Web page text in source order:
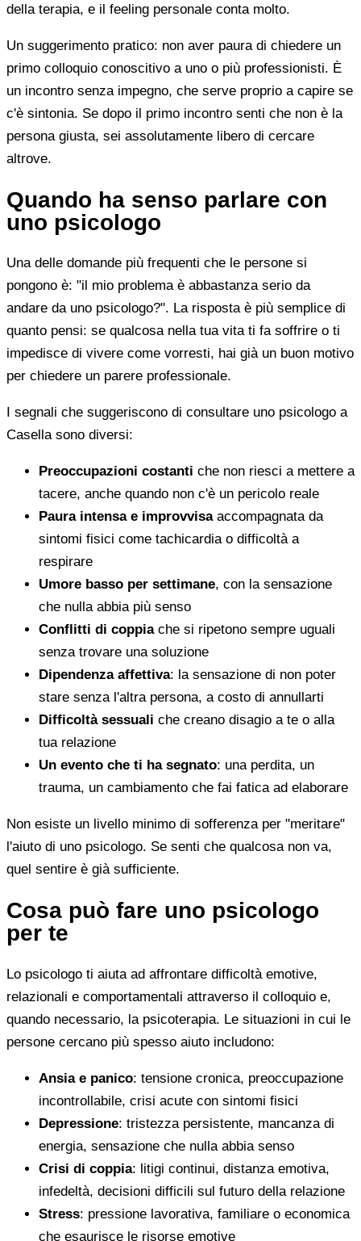
della terapia, e il feeling personale conta molto.
Un suggerimento pratico: non aver paura di chiedere un
primo colloquio conoscitivo a uno o più professionisti. È
un incontro senza impegno, che serve proprio a capire se
c'è sintonia. Se dopo il primo incontro senti che non è la
persona giusta, sei assolutamente libero di cercare
altrove.
Quando ha senso parlare con
uno psicologo
Una delle domande più frequenti che le persone si
pongono è: "il mio problema è abbastanza serio da
andare da uno psicologo?". La risposta è più semplice di
quanto pensi: se qualcosa nella tua vita ti fa soffrire o ti
impedisce di vivere come vorresti, hai già un buon motivo
per chiedere un parere professionale.
I segnali che suggeriscono di consultare uno psicologo a
Casella sono diversi:
Preoccupazioni costanti che non riesci a mettere a
tacere, anche quando non c'è un pericolo reale
Paura intensa e improvvisaaccompagnata da
sintomi fisici come tachicardia o difficoltà a
respirare
Umore basso per settimane, con la sensazione
che nulla abbia più senso
Conflitti di coppiache si ripetono sempre uguali
senza trovare una soluzione
Dipendenza affettiva: la sensazione di non poter
stare senza l'altra persona, a costo di annullarti
Difficoltà sessuali che creano disagio a te o alla
tua relazione
Un evento che ti ha segnato: una perdita, un
trauma, un cambiamento che fai fatica ad elaborare
Non esiste un livello minimo di sofferenza per "meritare"
l'aiuto di uno psicologo. Se senti che qualcosa non va,
quel sentire è già sufficiente.
Cosa può fare uno psicologo
per te
Lo psicologo ti aiuta ad affrontare difficoltà emotive,
relazionali e comportamentali attraverso il colloquio e,
quando necessario, la psicoterapia. Le situazioni in cui le
persone cercano più spesso aiuto includono:
Ansia e panico: tensione cronica, preoccupazione
incontrollabile, crisi acute con sintomi fisici
Depressione: tristezza persistente, mancanza di
energia, sensazione che nulla abbia senso
Crisi di coppia: litigi continui, distanza emotiva,
infedeltà, decisioni difficili sul futuro della relazione
Stress: pressione lavorativa, familiare o economica
che esaurisce le risorse emotive